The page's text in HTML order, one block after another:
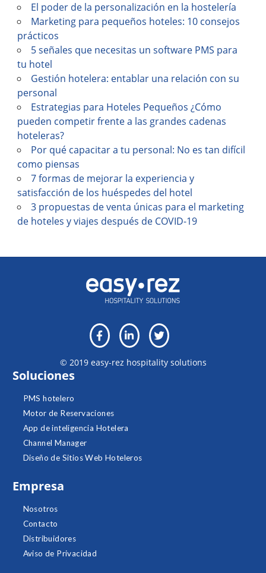
El poder de la personalización en la hostelería
Marketing para pequeños hoteles: 10 consejos
prácticos
5 señales que necesitas un software PMS para
tu hotel
Gestión hotelera: entablar una relación con su
personal
Estrategias para Hoteles Pequeños ¿Cómo
pueden competir frente a las grandes cadenas
hoteleras?
Por qué capacitar a tu personal: No es tan difícil
como piensas
7 formas de mejorar la experiencia y
satisfacción de los huéspedes del hotel
3 propuestas de venta únicas para el marketing
de hoteles y viajes después de COVID-19
© 2019 easy-rez hospitality solutions
Soluciones
PMS hotelero
Motor de Reservaciones
App de inteligencia Hotelera
Channel Manager
Diseño de Sitios Web Hoteleros
Empresa
Nosotros
Contacto
Distribuidores
Aviso de Privacidad